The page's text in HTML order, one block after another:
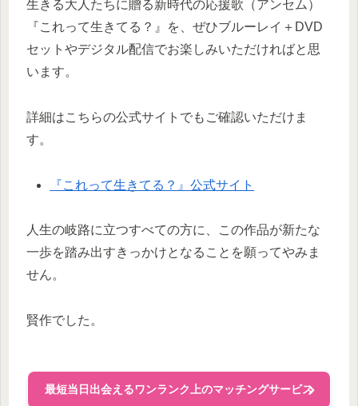
生きる大人たちに贈る新時代の応援歌（アンセム）
『これって生きてる？』を、ぜひブルーレイ＋DVD
セットやデジタル配信でお楽しみいただければと思
います。
詳細はこちらの公式サイトでもご確認いただけま
す。
『これって生きてる？』公式サイト
人生の岐路に立つすべての方に、この作品が新たな
一歩を踏み出すきっかけとなることを願ってやみま
せん。
賢作でした。
最短当日出会えるワンランク上のマッチングサービス